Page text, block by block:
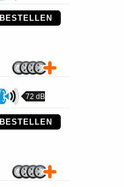
BESTELLEN
72 dB
BESTELLEN